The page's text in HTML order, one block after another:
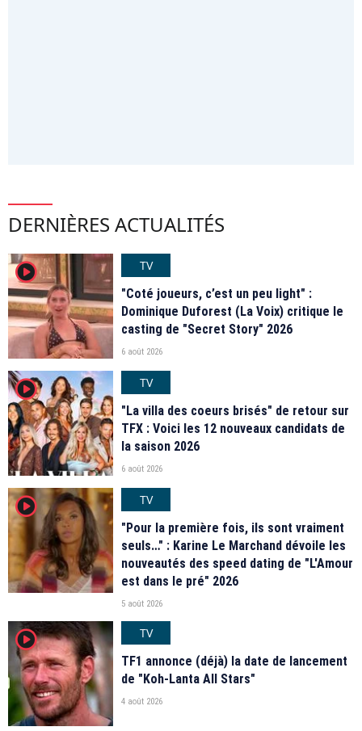
DERNIÈRES ACTUALITÉS
player2
TV
"Coté joueurs, c’est un peu light" :
Dominique Duforest (La Voix) critique le
casting de "Secret Story" 2026
6 août 2026
player2
TV
"La villa des coeurs brisés" de retour sur
TFX : Voici les 12 nouveaux candidats de
la saison 2026
6 août 2026
player2
TV
"Pour la première fois, ils sont vraiment
seuls…" : Karine Le Marchand dévoile les
nouveautés des speed dating de "L'Amour
est dans le pré" 2026
5 août 2026
player2
TV
TF1 annonce (déjà) la date de lancement
de "Koh-Lanta All Stars"
4 août 2026